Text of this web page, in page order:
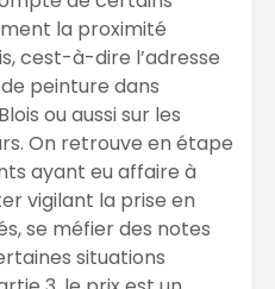
la proximité
cest-à-dire l’adresse
peinture dans
ou aussi sur les
On retrouve en étape
ayant eu affaire à
vigilant la prise en
se méfier des notes
situations